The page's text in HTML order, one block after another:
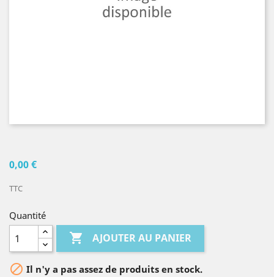
0,00 €
TTC
Quantité
 AJOUTER AU PANIER
 Il n'y a pas assez de produits en stock.